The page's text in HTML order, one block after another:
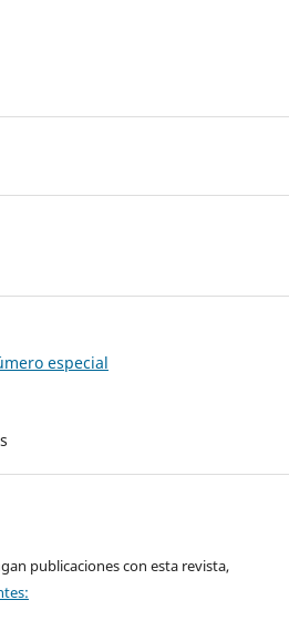
especial
publicaciones con esta revista,